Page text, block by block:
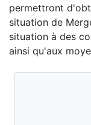
permettront
situation de
situation à des
ainsi qu'aux